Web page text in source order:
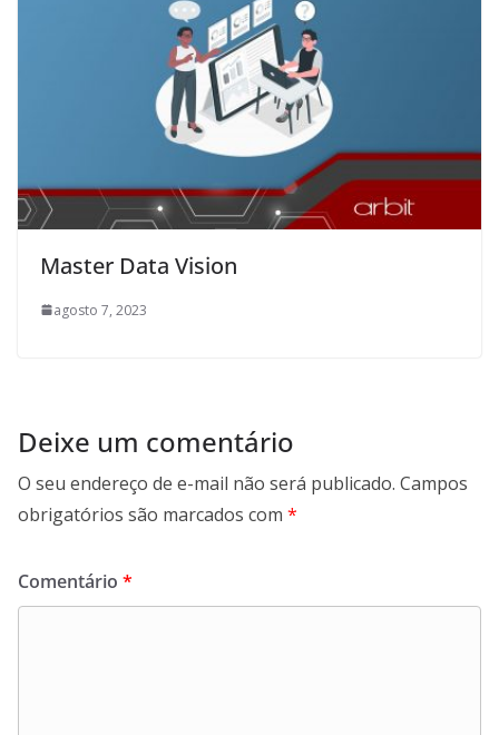
Master Data Vision
agosto 7, 2023
Deixe um comentário
O seu endereço de e-mail não será publicado. Campos
obrigatórios são marcados com *
Comentário *